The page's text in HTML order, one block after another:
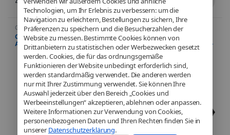
Technologien, um Ihr Erlebnis zu verbessern: um die
Navigation zu erleichtern, Bestellungen zu sichern, Ihre
Präferenzen zu speichern und die Besucherzahlen der
Website zu messen. Bestimmte Cookies können von
Drittanbietern zu statistischen oder Werbezwecken gesetzt
werden. Cookies, die für das ordnungsgemäße
Funktionieren der Website unbedingt erforderlich sind,
werden standardmäßig verwendet. Die anderen werden
nur mit Ihrer Zustimmung verwendet. Sie können Ihre
Auswahl jederzeit über den Bereich „Cookies und
Werbeeinstellungen“ akzeptieren, ablehnen oder anpassen.
Weitere Informationen zur Verwendung von Cookies,
personenbezogenen Daten und Ihren Rechten finden Sie in
unserer Datenschutzerklärung.
Grafikkarte,PC-Komponenten,
Informatik
Gigabyte GeForce RTX 5060
AERO OC 8 Go GDDR7
WINDFORCE 3X – HDMI / 3x
DisplayPort
Grafikkarte,PC-Komponenten
Informatik
PNY GeForce RTX 5060 8 Go
GDDR7 Overclocked Dual Fan –
HDMI / 3x DisplayPort